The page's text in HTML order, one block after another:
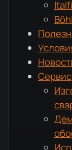
Сервис